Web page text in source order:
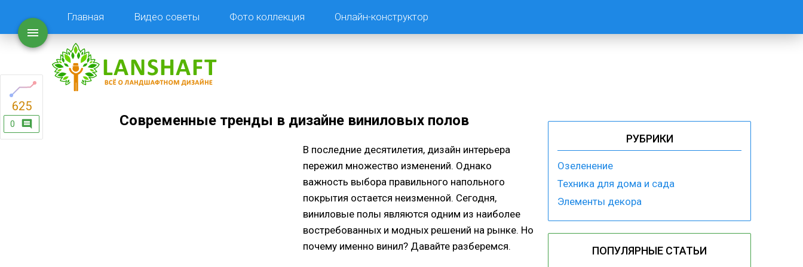
Главная Видео советы Фото коллекция Онлайн-конструктор
РУБРИКИ
Озеленение
Техника для дома и сада
Элементы декора
ПОПУЛЯРНЫЕ СТАТЬИ
Современные тренды в дизайне виниловых полов
0
625
В последние десятилетия, дизайн интерьера
пережил множество изменений. Однако
важность выбора правильного напольного
покрытия остается неизменной. Сегодня,
виниловые полы являются одним из наиболее
востребованных и модных решений на рынке. Но
почему именно винил? Давайте разберемся.